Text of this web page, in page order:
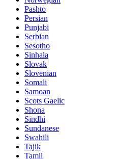
Pashto
Persian
Punjabi
Serbian
Sesotho
Sinhala
Slovak
Slovenian
Somali
Samoan
Scots Gaelic
Shona
Sindhi
Sundanese
Swahili
Tajik
Tamil